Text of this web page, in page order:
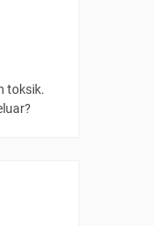
toksik.